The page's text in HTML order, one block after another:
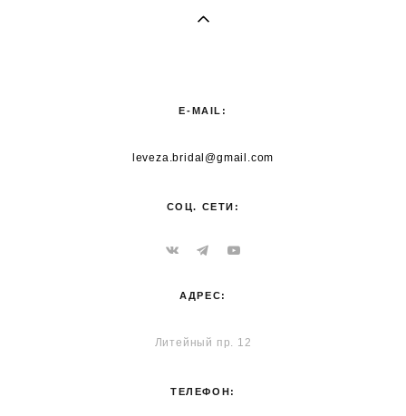
E-MAIL:
leveza.bridal@gmail.com
СОЦ. СЕТИ:
АДРЕС:
Литейный пр. 12
ТЕЛЕФОН: